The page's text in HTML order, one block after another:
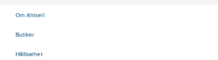
Om Ahlsell
Butiker
Hållbarhet